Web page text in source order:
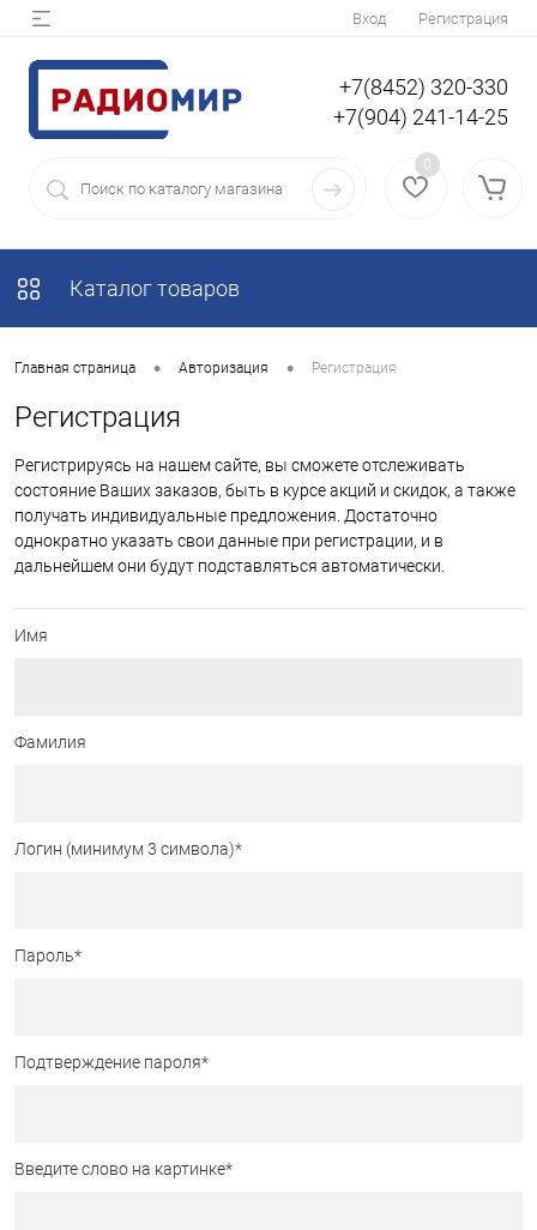
Вход Регистрация
+7(8452) 320-330
+7(904) 241-14-25
0
Каталог товаров
Главная страница • Авторизация • Регистрация
Регистрация
Регистрируясь на нашем сайте, вы сможете отслеживать
состояние Ваших заказов, быть в курсе акций и скидок, а также
получать индивидуальные предложения. Достаточно
однократно указать свои данные при регистрации, и в
дальнейшем они будут подставляться автоматически.
Имя
Фамилия
Логин (минимум 3 символа)*
Пароль*
Подтверждение пароля*
Введите слово на картинке*